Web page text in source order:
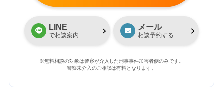
LINE
で相談案内
メール
相談予約する
※無料相談の対象は警察が介入した刑事事件加害者側のみです。
警察未介入のご相談は有料となります。